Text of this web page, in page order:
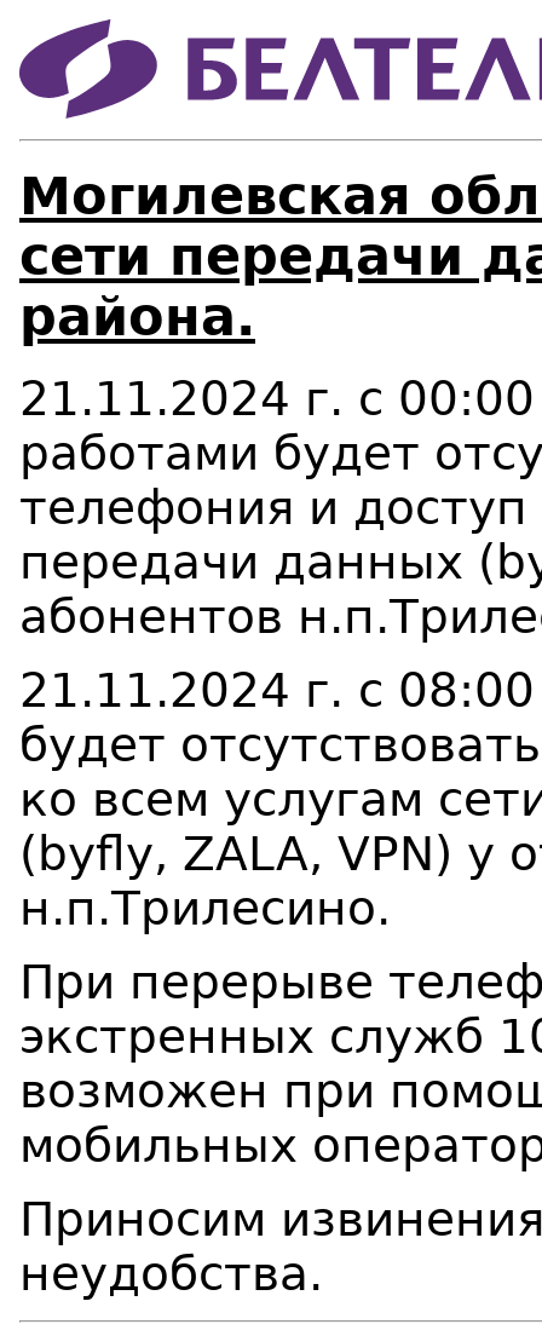
Могилевская
сети передачи
района.
21.11.2024 г. с
работами будет
телефония и доступ
передачи данных
абонентов
21.11.2024 г. с
будет
ко всем услугам
(byfly, ZALA, VPN) у
н.п.Трилесино.
При перерыве
экстренных служб
возможен при
мобильных
Приносим
неудобства.